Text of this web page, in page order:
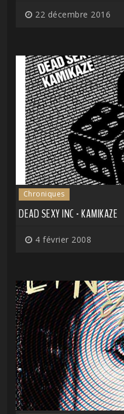
22 décembre 2016
Chroniques
DEAD SEXY INC - KAMIKAZE
4 février 2008